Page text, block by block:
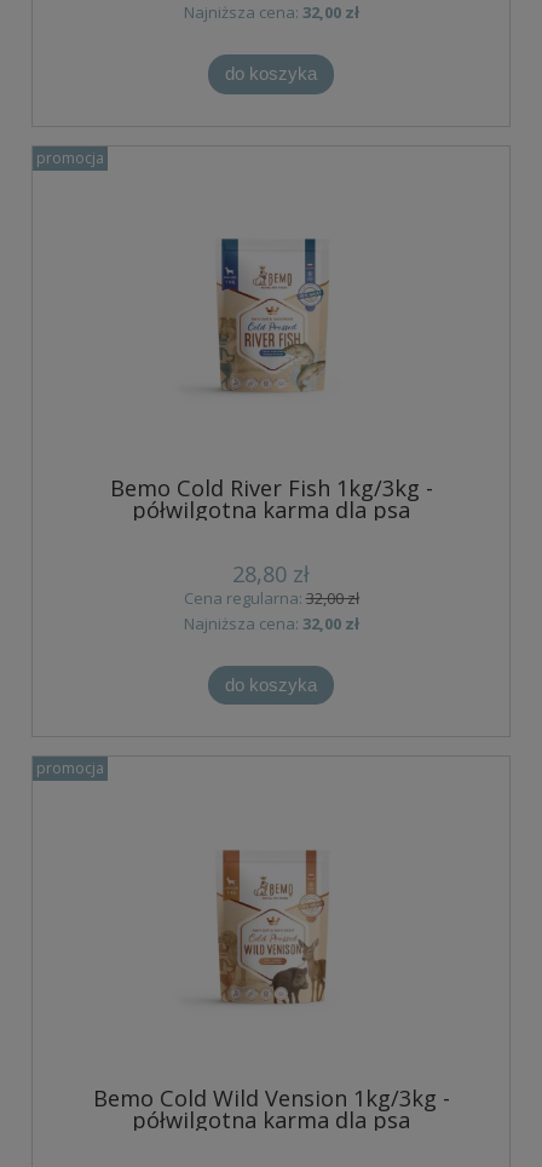
Najniższa cena: 32,00 zł
do koszyka
Bemo Cold River Fish 1kg/3kg -
półwilgotna karma dla psa
28,80 zł
Cena regularna:32,00 zł
Najniższa cena: 32,00 zł
do koszyka
promocja
Bemo Cold Wild Vension 1kg/3kg -
półwilgotna karma dla psa
promocja